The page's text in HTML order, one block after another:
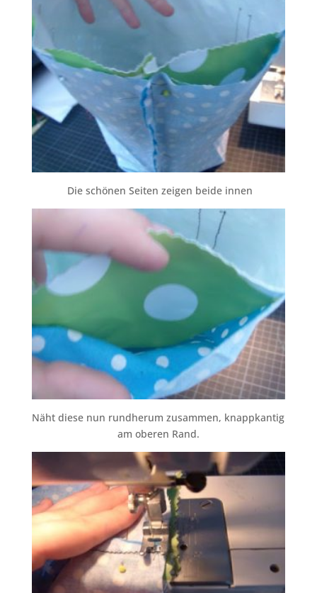
Die schönen Seiten zeigen beide innen
Näht diese nun rundherum zusammen, knappkantig
am oberen Rand.